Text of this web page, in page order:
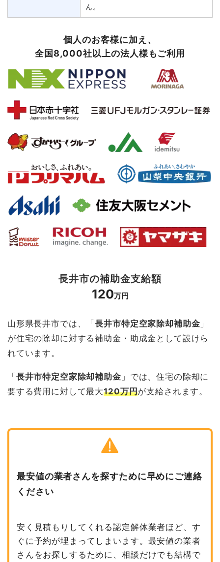
ん。
個人のお客様に加え、
全国8,000社以上の法人様もご利用
長井市の補助金支給額
120万円
山形県長井市では、「長井市特定空家除却補助金 」
が住宅の除却に対する補助金・助成金として設けら
れています。
「 長井市特定空家除却補助金 」では、住宅の除却に
要する費用に対して最大120万円が支給されます。
最安値の業者さんを探すために早めにご連絡
ください
安く見積もりしてくれる認定解体業者ほど、す
ぐに予約が埋まってしまいます。最安値の業者
さんをお探しするために、相談だけでも結構で